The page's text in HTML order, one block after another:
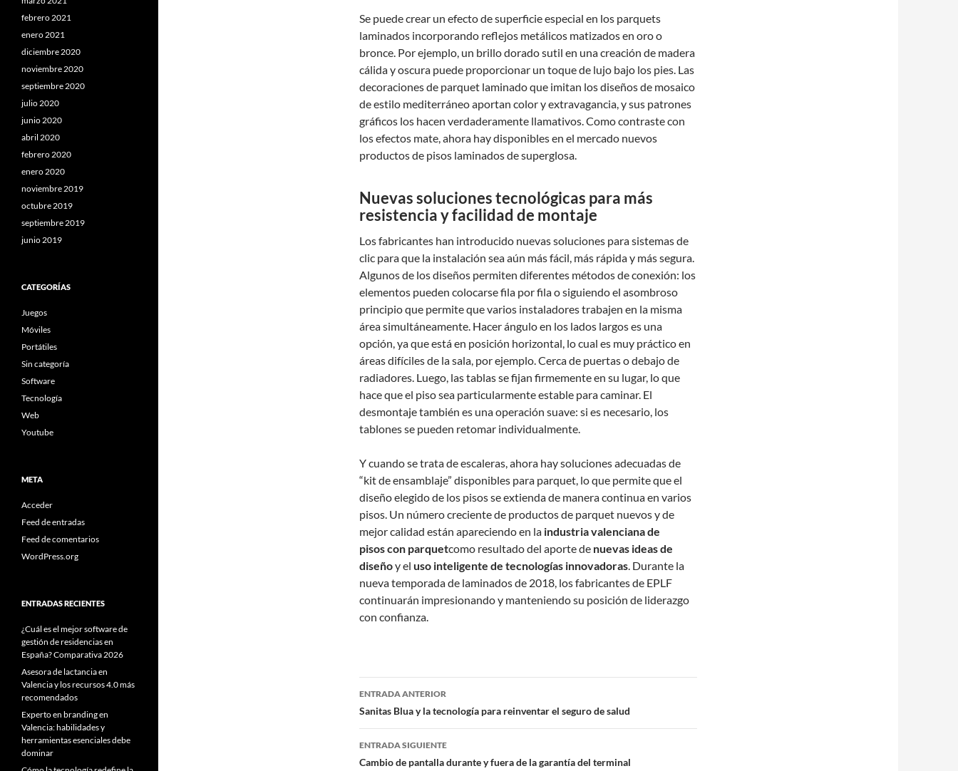
Se puede crear un efecto de superficie especial en los parquets
laminados incorporando reflejos metálicos matizados en oro o
bronce. Por ejemplo, un brillo dorado sutil en una creación de madera
cálida y oscura puede proporcionar un toque de lujo bajo los pies. Las
decoraciones de parquet laminado que imitan los diseños de mosaico
de estilo mediterráneo aportan color y extravagancia, y sus patrones
gráficos los hacen verdaderamente llamativos. Como contraste con
los efectos mate, ahora hay disponibles en el mercado nuevos
productos de pisos laminados de superglosa.
Nuevas soluciones tecnológicas para más
resistencia y facilidad de montaje
Los fabricantes han introducido nuevas soluciones para sistemas de
clic para que la instalación sea aún más fácil, más rápida y más segura.
Algunos de los diseños permiten diferentes métodos de conexión: los
elementos pueden colocarse fila por fila o siguiendo el asombroso
principio que permite que varios instaladores trabajen en la misma
área simultáneamente. Hacer ángulo en los lados largos es una
opción, ya que está en posición horizontal, lo cual es muy práctico en
áreas difíciles de la sala, por ejemplo. Cerca de puertas o debajo de
radiadores. Luego, las tablas se fijan firmemente en su lugar, lo que
hace que el piso sea particularmente estable para caminar. El
desmontaje también es una operación suave: si es necesario, los
tablones se pueden retomar individualmente.
Y cuando se trata de escaleras, ahora hay soluciones adecuadas de
“kit de ensamblaje” disponibles para parquet, lo que permite que el
diseño elegido de los pisos se extienda de manera continua en varios
pisos. Un número creciente de productos de parquet nuevos y de
mejor calidad están apareciendo en la industria valenciana de
pisos con parquetcomo resultado del aporte de nuevas ideas de
diseñoy el uso inteligente de tecnologías innovadoras. Durante la
nueva temporada de laminados de 2018, los fabricantes de EPLF
continuarán impresionando y manteniendo su posición de liderazgo
con confianza.
Navegación
de
entradas
ENTRADA ANTERIOR
Sanitas Blua y la tecnología para reinventar el seguro de salud
ENTRADA SIGUIENTE
Cambio de pantalla durante y fuera de la garantía del terminal
febrero 2021
enero 2021
diciembre 2020
noviembre 2020
septiembre 2020
julio 2020
junio 2020
abril 2020
febrero 2020
enero 2020
noviembre 2019
octubre 2019
septiembre 2019
junio 2019
CATEGORÍAS
Juegos
Móviles
Portátiles
Sin categoría
Software
Tecnología
Web
Youtube
META
Acceder
Feed de entradas
Feed de comentarios
WordPress.org
ENTRADAS RECIENTES
¿Cuál es el mejor software de
gestión de residencias en
España? Comparativa 2026
Asesora de lactancia en
Valencia y los recursos 4.0 más
recomendados
Experto en branding en
Valencia: habilidades y
herramientas esenciales debe
dominar